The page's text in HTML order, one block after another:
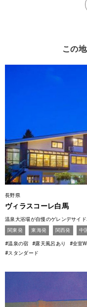
この
長野県
ヴィラスコーレ白馬
温泉大浴場が自慢のゲレンデサイ
関東発
東海発 関西発 中
#温泉の宿 #露天風呂あり #全室
#スタンダード